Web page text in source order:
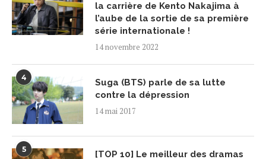
la carrière de Kento Nakajima à
l’aube de la sortie de sa première
série internationale !
14 novembre 2022
4
Suga (BTS) parle de sa lutte
contre la dépression
14 mai 2017
5
[TOP 10] Le meilleur des dramas